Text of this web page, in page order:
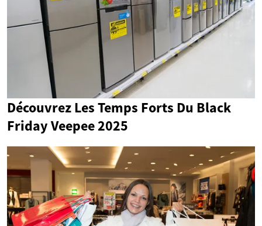
Découvrez Les Temps Forts Du Black
Friday Veepee 2025